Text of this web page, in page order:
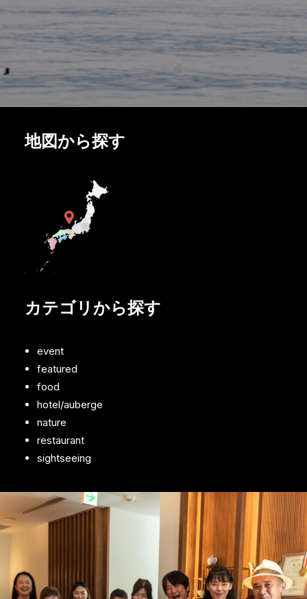
地図から探す
カテゴリから探す
event
featured
food
hotel/auberge
nature
restaurant
sightseeing